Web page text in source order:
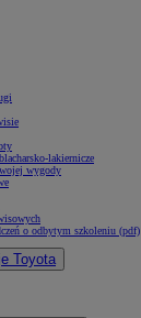
lakiernicze
wygody
o odbytym szkoleniu (pdf)
Toyota